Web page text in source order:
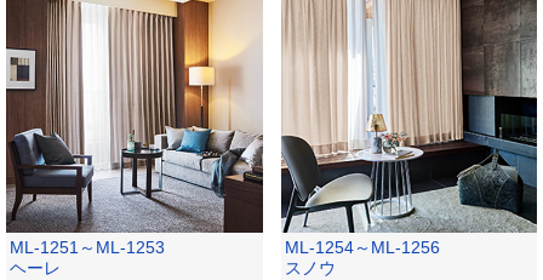
ML-1251～ML-1253
ヘーレ
ML-1254～ML-1256
スノウ